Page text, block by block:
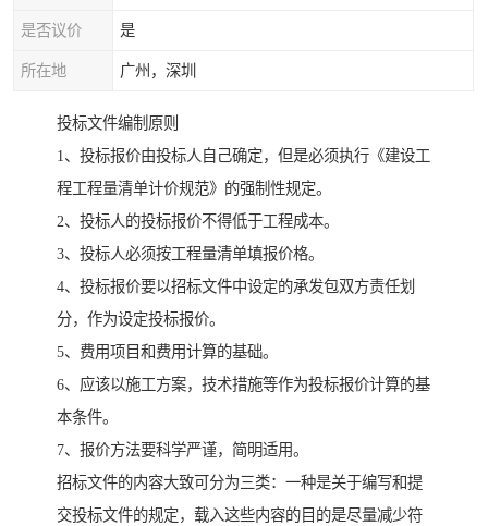
是否议价 是
所在地 广州，深圳
投标文件编制原则
1、投标报价由投标人自己确定，但是必须执行《建设工
程工程量清单计价规范》的强制性规定。
2、投标人的投标报价不得低于工程成本。
3、投标人必须按工程量清单填报价格。
4、投标报价要以招标文件中设定的承发包双方责任划
分，作为设定投标报价。
5、费用项目和费用计算的基础。
6、应该以施工方案，技术措施等作为投标报价计算的基
本条件。
7、报价方法要科学严谨，简明适用。
招标文件的内容大致可分为三类：一种是关于编写和提
交投标文件的规定，载入这些内容的目的是尽量减少符